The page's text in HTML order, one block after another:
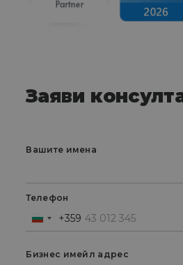
Заяви
Вашите имена
Телефон
Bulgaria
+359
Бизнес имейл адрес